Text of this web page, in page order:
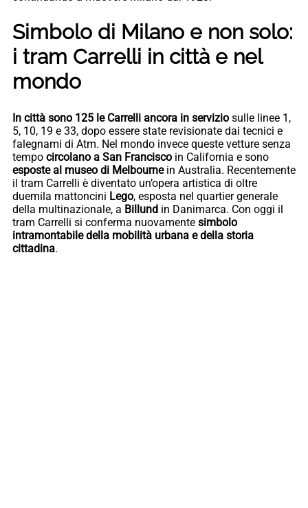
Simbolo di Milano e non solo:
i tram Carrelli in città e nel
mondo
In città sono 125 le Carrelli ancora in servizio sulle linee 1,
5, 10, 19 e 33, dopo essere state revisionate dai tecnici e
falegnami di Atm. Nel mondo invece queste vetture senza
tempo circolano a San Francisco in California e sono
esposte al museo di Melbourne in Australia. Recentemente
il tram Carrelli è diventato un’opera artistica di oltre
duemila mattoncini Lego, esposta nel quartier generale
della multinazionale, a Billund in Danimarca. Con oggi il
tram Carrelli si conferma nuovamente simbolo
intramontabile della mobilità urbana e della storia
cittadina.